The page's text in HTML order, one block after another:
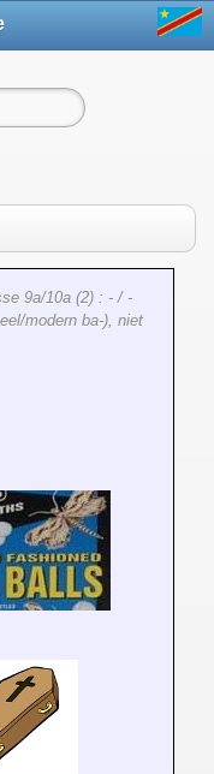
9a/10a (2) : - / -
modern ba-), niet